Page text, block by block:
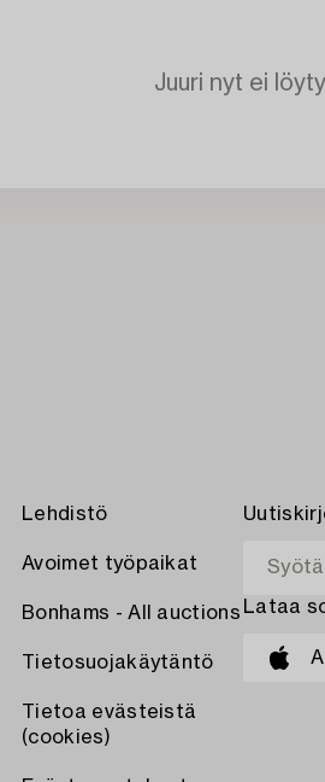
Juuri nyt ei
Lehdistö
Avoimet työpaikat
Bonhams - All auctions
Tietosuojakäytäntö
Tietoa evästeistä
(cookies)
Lataa